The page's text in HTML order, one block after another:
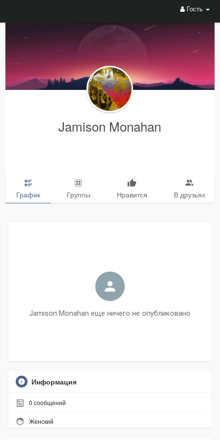
Гость
Jamison Monahan
График Группы Нравится В друзьях
Jamison Monahan еще ничего не опубликовано
Информация
0 сообщений
Женский